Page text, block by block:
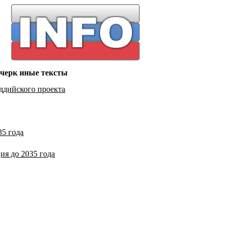
иные тексты
проекта
года
до 2035 года